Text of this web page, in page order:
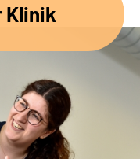
Klinik